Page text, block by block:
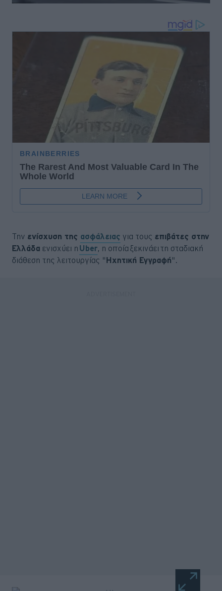
Την ενίσχυση της ασφάλειας για τους επιβάτες στην
Ελλάδα ενισχύει η Uber, η οποία ξεκινάει τη σταδιακή
διάθεση της λειτουργίας "Ηχητική Εγγραφή".